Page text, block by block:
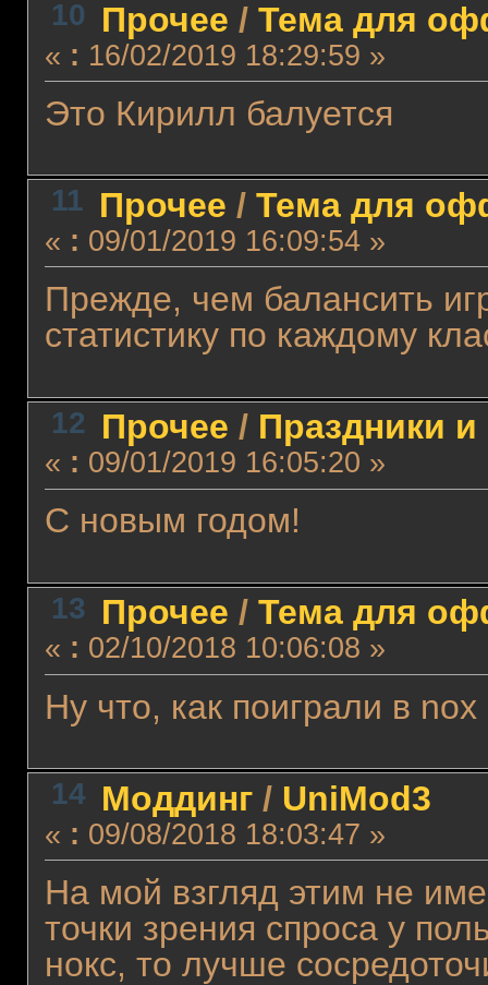
10 Прочее / Тема для
« : 16/02/2019 18:29:59 »
Это Кирилл балуется
11 Прочее / Тема для
« : 09/01/2019 16:09:54 »
Прежде, чем балансить
статистику по каждому
12 Прочее / Праздники
« : 09/01/2019 16:05:20 »
С новым годом!
13 Прочее / Тема для
« : 02/10/2018 10:06:08 »
Ну что, как поиграли в
14 Моддинг/ UniMod3
« : 09/08/2018 18:03:47 »
На мой взгляд этим не
точки зрения спроса у
нокс, то лучше